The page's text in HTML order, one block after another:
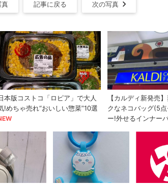
真 記事に戻る 次の写真